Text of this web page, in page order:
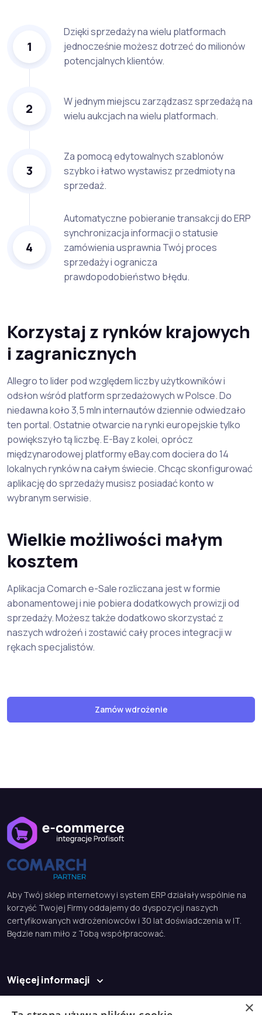
1
Dzięki sprzedaży na wielu platformach
jednocześnie możesz dotrzeć do milionów
potencjalnych klientów.
2
W jednym miejscu zarządzasz sprzedażą na
wielu aukcjach na wielu platformach.
3
Za pomocą edytowalnych szablonów
szybko i łatwo wystawisz przedmioty na
sprzedaż.
4
Automatyczne pobieranie transakcji do ERP
synchronizacja informacji o statusie
zamówienia usprawnia Twój proces
sprzedaży i ogranicza
prawdopodobieństwo błędu.
Korzystaj z rynków krajowych
i zagranicznych
Allegro to lider pod względem liczby użytkowników i
odsłon wśród platform sprzedażowych w Polsce. Do
niedawna koło 3,5 mln internautów dziennie odwiedzało
ten portal. Ostatnie otwarcie na rynki europejskie tylko
powiększyło tą liczbę. E-Bay z kolei, oprócz
międzynarodowej platformy eBay.com dociera do 14
lokalnych rynków na całym świecie. Chcąc skonfigurować
aplikację do sprzedaży musisz posiadać konto w
wybranym serwisie.
Wielkie możliwości małym
kosztem
Aplikacja Comarch e-Sale rozliczana jest w formie
abonamentowej i nie pobiera dodatkowych prowizji od
sprzedaży. Możesz także dodatkowo skorzystać z
naszych wdrożeń i zostawić cały proces integracji w
rękach specjalistów.
Zamów wdrożenie
Aby Twój sklep internetowy i system ERP działały wspólnie na
korzyść Twojej Firmy oddajemy do dyspozycji naszych
certyfikowanych wdrożeniowców i 30 lat doświadczenia w IT.
Będzie nam miło z Tobą współpracować.
Więcej informacji
×